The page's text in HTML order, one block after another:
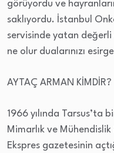
görüyordu ve
saklıyordu. İstanbul
servisinde yatan değerli
ne olur dualarınızı
AYTAÇ ARMAN KİMDİR?
1966 yılında Tarsus’ta
Mimarlık ve
Ekspres gazetesinin